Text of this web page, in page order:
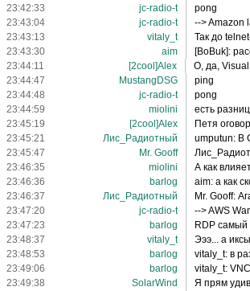
23:42:33
jc-radio-t
pong
23:43:04
jc-radio-t
--> Amazon
23:43:13
vitaly_t
Так до
23:43:30
aim
[BoBuk]:
23:44:11
[2cool]Alex
О, да,
23:44:47
MustangDSG
ping
23:44:48
jc-radio-t
pong
23:44:59
miolini
есть
23:45:19
[2cool]Alex
Петя
23:45:21
Лис_Радиотный
umputun: В
23:45:47
Mr. Gooff
23:46:35
miolini
А как
23:46:36
barlog
aim: а как
23:46:37
Лис_Радиотный
Mr. Gooff:
23:47:20
jc-radio-t
--> AWS
23:47:23
barlog
RDP самый
23:48:37
vitaly_t
Эээ... а
23:48:53
barlog
vitaly_t: в
23:49:06
barlog
vitaly_t:
23:49:38
SolarWind
Я прям